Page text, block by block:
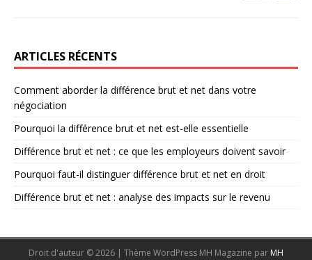
ARTICLES RÉCENTS
Comment aborder la différence brut et net dans votre
négociation
Pourquoi la différence brut et net est-elle essentielle
Différence brut et net : ce que les employeurs doivent savoir
Pourquoi faut-il distinguer différence brut et net en droit
Différence brut et net : analyse des impacts sur le revenu
Droit d'auteur © 2026 | Thème WordPress MH Magazine par MH